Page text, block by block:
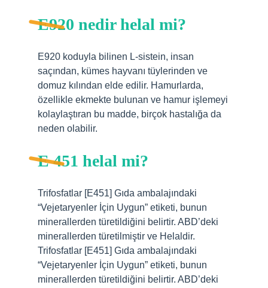
E920 nedir helal mi?
E920 koduyla bilinen L-sistein, insan
saçından, kümes hayvanı tüylerinden ve
domuz kılından elde edilir. Hamurlarda,
özellikle ekmekte bulunan ve hamur işlemeyi
kolaylaştıran bu madde, birçok hastalığa da
neden olabilir.
E 451 helal mi?
Trifosfatlar [E451] Gıda ambalajındaki
“Vejetaryenler İçin Uygun” etiketi, bunun
minerallerden türetildiğini belirtir. ABD’deki
minerallerden türetilmiştir ve Helaldir.
Trifosfatlar [E451] Gıda ambalajındaki
“Vejetaryenler İçin Uygun” etiketi, bunun
minerallerden türetildiğini belirtir. ABD’deki